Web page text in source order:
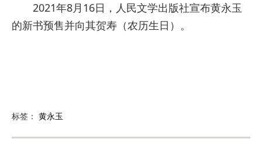
2021年8月16日，人民文学出版社宣布黄永玉
的新书预售并向其贺寿（农历生日）。
标签： 黄永玉